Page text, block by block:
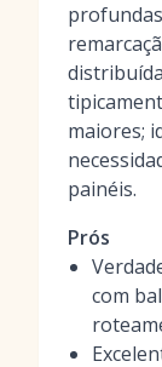
maiores;
painéis.
Prós
com